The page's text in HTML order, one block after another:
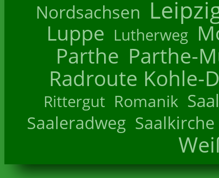
Nordsachsen
Luppe Lutherweg
Parthe Parthe-
Radroute Kohle-
Rittergut Romanik
Saaleradweg Saalkirche